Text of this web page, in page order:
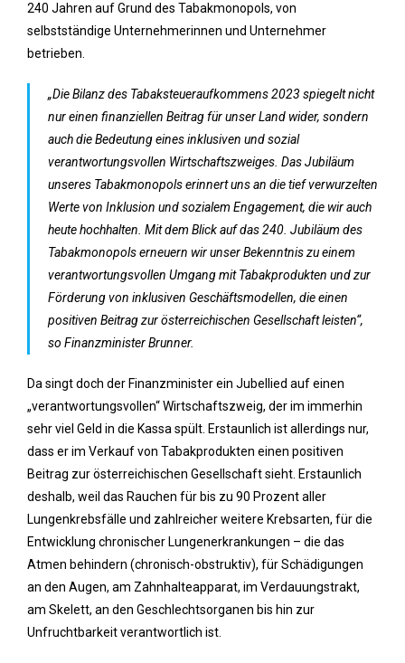
240 Jahren auf Grund des Tabakmonopols, von
selbstständige Unternehmerinnen und Unternehmer
betrieben.
„Die Bilanz des Tabaksteueraufkommens 2023 spiegelt nicht
nur einen finanziellen Beitrag für unser Land wider, sondern
auch die Bedeutung eines inklusiven und sozial
verantwortungsvollen Wirtschaftszweiges. Das Jubiläum
unseres Tabakmonopols erinnert uns an die tief verwurzelten
Werte von Inklusion und sozialem Engagement, die wir auch
heute hochhalten. Mit dem Blick auf das 240. Jubiläum des
Tabakmonopols erneuern wir unser Bekenntnis zu einem
verantwortungsvollen Umgang mit Tabakprodukten und zur
Förderung von inklusiven Geschäftsmodellen, die einen
positiven Beitrag zur österreichischen Gesellschaft leisten“,
so Finanzminister Brunner.
Da singt doch der Finanzminister ein Jubellied auf einen
„verantwortungsvollen“ Wirtschaftszweig, der im immerhin
sehr viel Geld in die Kassa spült. Erstaunlich ist allerdings nur,
dass er im Verkauf von Tabakprodukten einen positiven
Beitrag zur österreichischen Gesellschaft sieht. Erstaunlich
deshalb, weil das Rauchen für bis zu 90 Prozent aller
Lungenkrebsfälle und zahlreicher weitere Krebsarten, für die
Entwicklung chronischer Lungenerkrankungen – die das
Atmen behindern (chronisch-obstruktiv), für Schädigungen
an den Augen, am Zahnhalteapparat, im Verdauungstrakt,
am Skelett, an den Geschlechtsorganen bis hin zur
Unfruchtbarkeit verantwortlich ist.